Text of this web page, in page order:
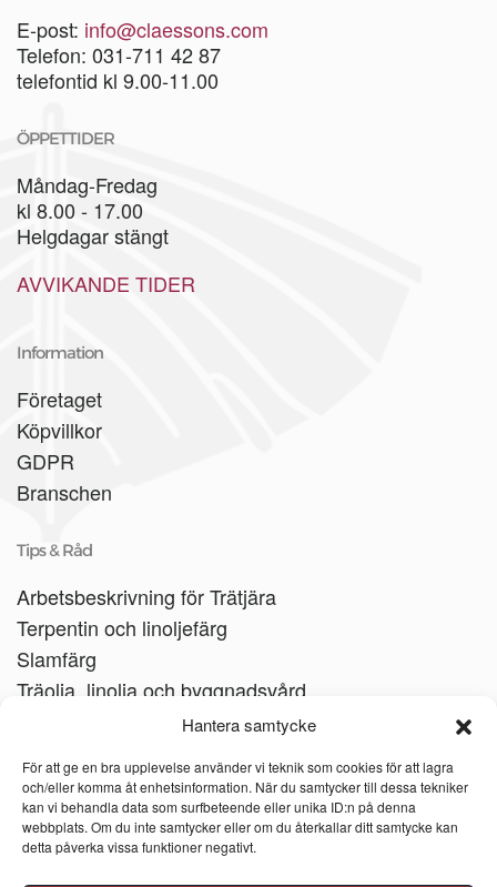
Hantera samtycke
För att ge en bra upplevelse använder vi teknik som cookies för att lagra
och/eller komma åt enhetsinformation. När du samtycker till dessa tekniker
kan vi behandla data som surfbeteende eller unika ID:n på denna
webbplats. Om du inte samtycker eller om du återkallar ditt samtycke kan
detta påverka vissa funktioner negativt.
E-post: info@claessons.com
Telefon: 031-711 42 87
telefontid kl 9.00-11.00
ÖPPETTIDER
Måndag-Fredag
kl 8.00 - 17.00
Helgdagar stängt
AVVIKANDE TIDER
Information
Företaget
Köpvillkor
GDPR
Branschen
Tips & Råd
Arbetsbeskrivning för Trätjära
Terpentin och linoljefärg
Slamfärg
Träolja, linolja och byggnadsvård